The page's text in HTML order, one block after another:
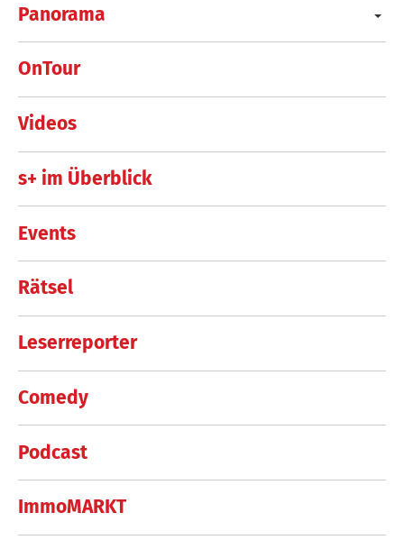
Panorama
OnTour
Videos
s+ im Überblick
Events
Rätsel
Leserreporter
Comedy
Podcast
ImmoMARKT